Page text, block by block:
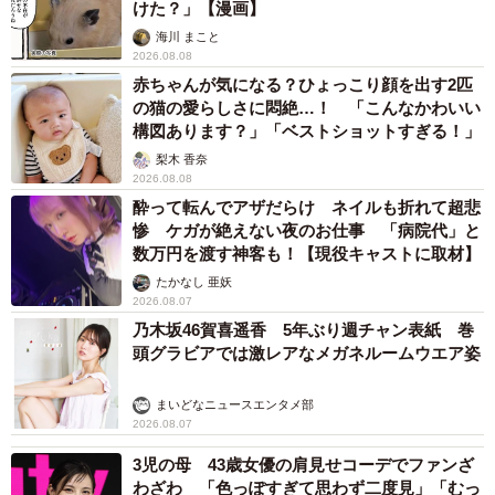
けた？」【漫画】
海川 まこと
2026.08.08
赤ちゃんが気になる？ひょっこり顔を出す2匹
の猫の愛らしさに悶絶…！ 「こんなかわいい
構図あります？」「ベストショットすぎる！」
梨木 香奈
2026.08.08
酔って転んでアザだらけ ネイルも折れて超悲
惨 ケガが絶えない夜のお仕事 「病院代」と
数万円を渡す神客も！【現役キャストに取材】
たかなし 亜妖
2026.08.07
乃木坂46賀喜遥香 5年ぶり週チャン表紙 巻
頭グラビアでは激レアなメガネルームウエア姿
まいどなニュースエンタメ部
2026.08.07
3児の母 43歳女優の肩見せコーデでファンざ
わざわ 「色っぽすぎて思わず二度見」「むっ